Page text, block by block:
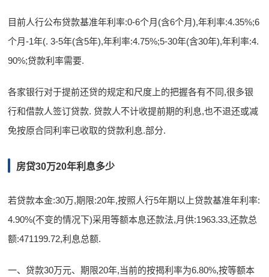
目前人行公布贷款基准年利率:0-6个月(含6个月),年利率:4.35%;6
个月-1年(. 3-5年(含5年),年利率:4.75%;5-30年(含30年),年利率:4.
90%;贷款利率需要.
各家银行对于提前还贷的规定和尺度上的把握各有不同,很多银
行和借款人签订贷款. 贷款人不计收提前期的利息,也不退还或减
免按原合同利率已收取的贷款利息.部分.
房贷30万20年利息多少
若贷款本金:30万,期限:20年,按照人行5年期以上贷款基准年利率:
4.90%(不变的情况下)采用等额本息还款法,月供:1963.33,还款总
额:471199.72,利息总额.
一、贷款30万元、期限20年,当前的按揭利率为6.80%,按等额本